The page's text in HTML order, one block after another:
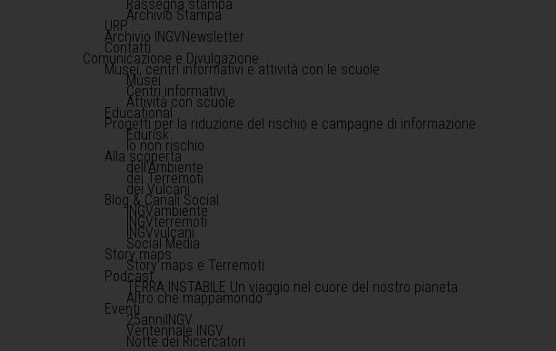
Rassegna stampa
Archivio Stampa
URP
Archivio INGVNewsletter
Contatti
Comunicazione e Divulgazione
Musei, centri informativi e attività con le scuole
Musei
Centri informativi
Attività con scuole
Educational
Progetti per la riduzione del rischio e campagne di informazione
Edurisk
Io non rischio
Alla scoperta
dell'Ambiente
dei Terremoti
dei Vulcani
Blog & Canali Social
INGVambiente
INGVterremoti
INGVvulcani
Social Media
Story maps
Story maps e Terremoti
Podcast
TERRA INSTABILE Un viaggio nel cuore del nostro pianeta
Altro che mappamondo
Eventi
25anniINGV
Ventennale INGV
Notte dei Ricercatori